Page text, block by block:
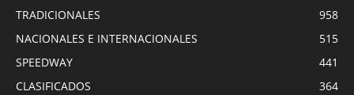
TRADICIONALES
958
NACIONALES E INTERNACIONALES
515
SPEEDWAY
441
CLASIFICADOS
364